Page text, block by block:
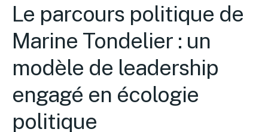
Le parcours politique de
Marine Tondelier : un
modèle de leadership
engagé en écologie
politique